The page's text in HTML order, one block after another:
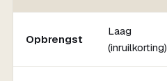
Opbrengst
Laag
(inruilkorting)